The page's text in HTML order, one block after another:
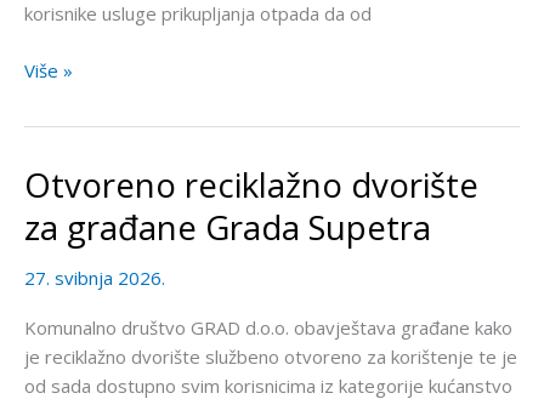
korisnike usluge prikupljanja otpada da od
Više »
Otvoreno reciklažno dvorište
za građane Grada Supetra
27. svibnja 2026.
Komunalno društvo GRAD d.o.o. obavještava građane kako
je reciklažno dvorište službeno otvoreno za korištenje te je
od sada dostupno svim korisnicima iz kategorije kućanstvo
Otvoreno
dvorište
Grada
Supetra